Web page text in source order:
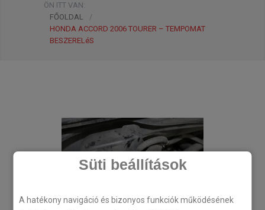
Süti beállítások
A hatékony navigáció és bizonyos funkciók működésének
ÖN ITT VAN:
FŐOLDAL
/
HONDA ACCORD 2006 TOURER – TEMPOMAT
BESZERELéS